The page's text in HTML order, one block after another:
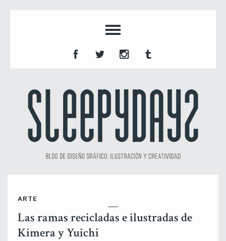
ARTE
Las ramas recicladas e ilustradas de
Kimera y Yuichi